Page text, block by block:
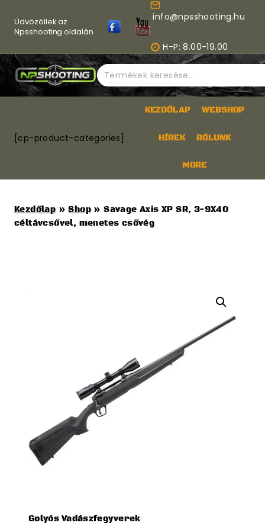
content
Üdvözöllek az
Npsshooting oldalán
info@npsshooting.hu
H-P: 8.00-19.00
Keresés
a
következőre:
[cp-product-categories]
KEZDŐLAP WEBSHOP
HÍREK RÓLUNK
MORE
Kezdőlap »Shop »Savage Axis XP SR, 3-9X40
céltávcsővel, menetes csővég
Golyós Vadászfegyverek